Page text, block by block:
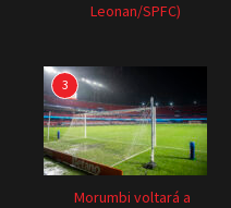
Leonan/SPFC)
3
Morumbi voltará a